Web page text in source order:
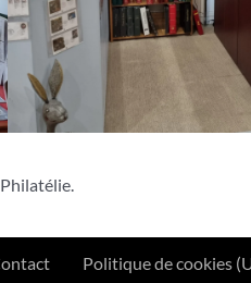
Politique de cookies